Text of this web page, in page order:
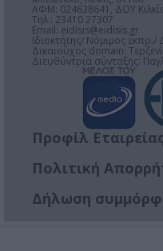
ΑΦΜ: 024638641, ΔΟΥ Κιλκίς
Τηλ.: 23410 27307
Email: eidisis@eidisis.gr
Ιδιοκτήτης/ Νόμιμος εκπρ./
Δικαιούχος domain:
Διευθύντρια σύνταξης:
Προφίλ
Πολιτική
Δήλωση